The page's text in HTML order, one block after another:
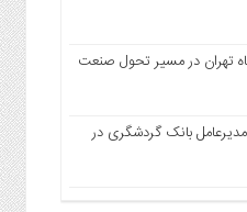
تهران در مسیر تحول صنعت
بانک گردشگری در